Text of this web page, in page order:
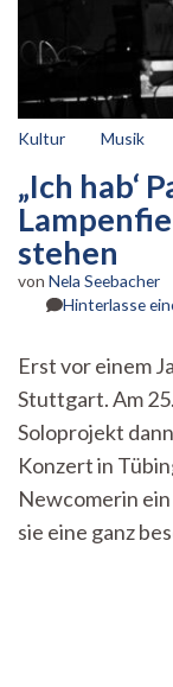
Kultur Musik
„Ich hab‘
stehen
von Nela Seebacher
Hinterlasse
Erst vor einem
Stuttgart. Am
Soloprojekt
Konzert in
Newcomerin
sie eine ganz